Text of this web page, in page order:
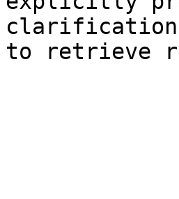
clarification